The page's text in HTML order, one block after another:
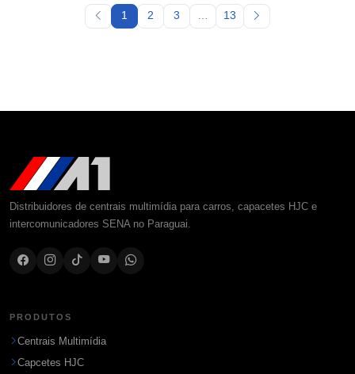
1 2 3 … 13
Distribuidores de centrais multimídia para carros, capacetes HJC e
intercomunicadores SENA no Paraguai.
PRODUTOS
Centrais Multimídia
Capcetes HJC